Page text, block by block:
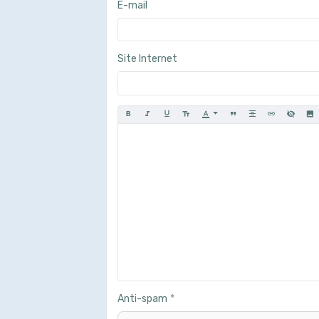
E-mail
Site Internet
Anti-spam